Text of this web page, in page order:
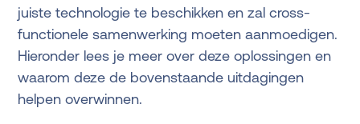
juiste technologie te beschikken en zal cross-
functionele samenwerking moeten aanmoedigen.
Hieronder lees je meer over deze oplossingen en
waarom deze de bovenstaande uitdagingen
helpen overwinnen.